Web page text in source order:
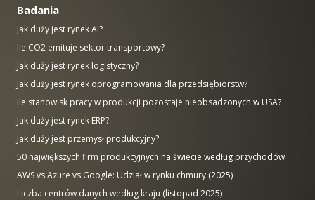
Badania
Jak duży jest rynek AI?
Ile CO2 emituje sektor transportowy?
Jak duży jest rynek logistyczny?
Jak duży jest rynek oprogramowania dla przedsiębiorstw?
Ile stanowisk pracy w produkcji pozostaje nieobsadzonych w USA?
Jak duży jest rynek ERP?
Jak duży jest przemysł produkcyjny?
50 największych firm produkcyjnych na świecie według przychodów
AWS vs Azure vs Google: Udział w rynku chmury (2025)
Liczba centrów danych według kraju (listopad 2025)